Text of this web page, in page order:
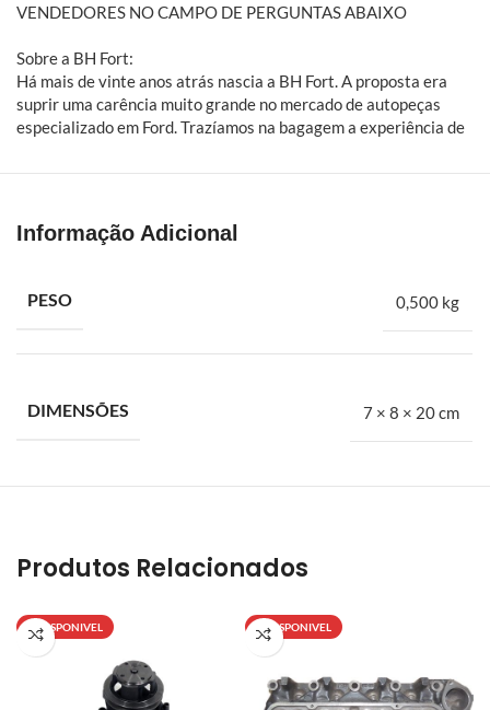
VENDEDORES NO CAMPO DE PERGUNTAS ABAIXO
Sobre a BH Fort:
Há mais de vinte anos atrás nascia a BH Fort. A proposta era
suprir uma carência muito grande no mercado de autopeças
especializado em Ford. Trazíamos na bagagem a experiência de
especialista em peças automotivas para veículos leves, médios
Informação Adicional
PESO 0,500 kg
DIMENSÕES 7 × 8 × 20 cm
Produtos Relacionados
INDISPONIVEL INDISPONIVEL